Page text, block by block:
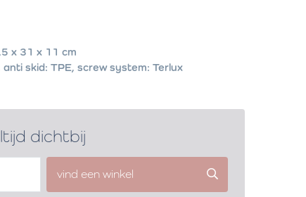
x 31 x 11 cm
anti skid: TPE, screw system: Terlux
dichtbij
vind een winkel